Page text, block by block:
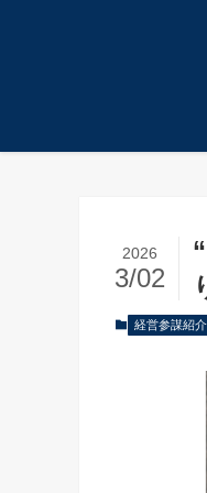
2026
3/02
経営参謀紹介